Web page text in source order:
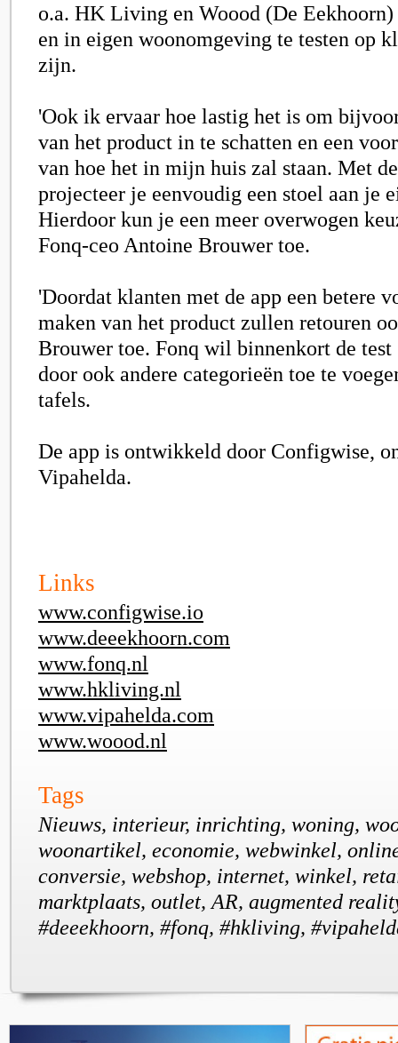
o.a. HK Living en Woood (De
en in eigen woonomgeving te testen op
zijn.
'Ook ik ervaar hoe lastig het is om
van het product in te schatten en een
van hoe het in mijn huis zal staan. Met
projecteer je eenvoudig een stoel aan je
Hierdoor kun je een meer overwogen
Fonq-ceo Antoine Brouwer toe.
'Doordat klanten met de app een betere
maken van het product zullen retouren
Brouwer toe. Fonq wil binnenkort de test
door ook andere categorieën toe te
tafels.
De app is ontwikkeld door Configwise,
Vipahelda.
Links
www.configwise.io
www.deeekhoorn.com
www.fonq.nl
www.hkliving.nl
www.vipahelda.com
www.woood.nl
Tags
Nieuws, interieur, inrichting, woning,
woonartikel, economie, webwinkel,
conversie, webshop, internet, winkel,
marktplaats, outlet, AR, augmented
#deeekhoorn, #fonq, #hkliving,